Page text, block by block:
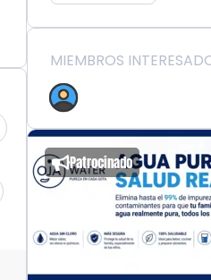
MIEMBROS
Patrocinado